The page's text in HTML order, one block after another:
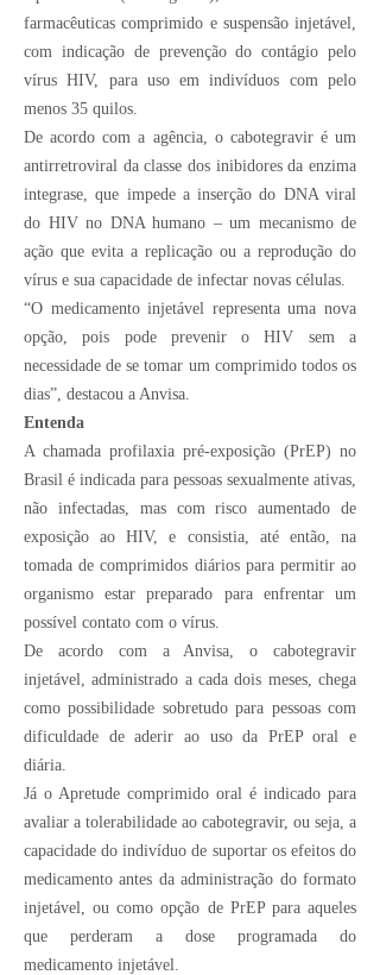
farmacêuticas comprimido e suspensão injetável,
com indicação de prevenção do contágio pelo
vírus HIV, para uso em indivíduos com pelo
menos 35 quilos.
De acordo com a agência, o cabotegravir é um
antirretroviral da classe dos inibidores da enzima
integrase, que impede a inserção do DNA viral
do HIV no DNA humano – um mecanismo de
ação que evita a replicação ou a reprodução do
vírus e sua capacidade de infectar novas células.
“O medicamento injetável representa uma nova
opção, pois pode prevenir o HIV sem a
necessidade de se tomar um comprimido todos os
dias”, destacou a Anvisa.
Entenda
A chamada profilaxia pré-exposição (PrEP) no
Brasil é indicada para pessoas sexualmente ativas,
não infectadas, mas com risco aumentado de
exposição ao HIV, e consistia, até então, na
tomada de comprimidos diários para permitir ao
organismo estar preparado para enfrentar um
possível contato com o vírus.
De acordo com a Anvisa, o cabotegravir
injetável, administrado a cada dois meses, chega
como possibilidade sobretudo para pessoas com
dificuldade de aderir ao uso da PrEP oral e
diária.
Já o Apretude comprimido oral é indicado para
avaliar a tolerabilidade ao cabotegravir, ou seja, a
capacidade do indivíduo de suportar os efeitos do
medicamento antes da administração do formato
injetável, ou como opção de PrEP para aqueles
que perderam a dose programada do
medicamento injetável.